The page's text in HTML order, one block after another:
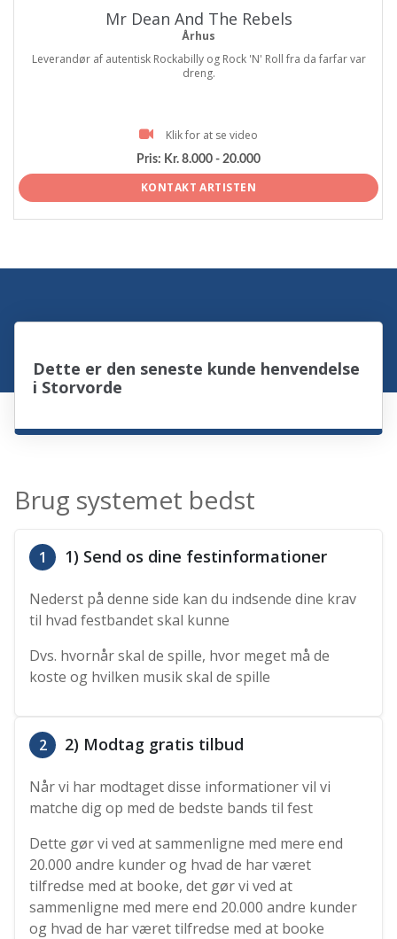
Mr Dean And The Rebels
Århus
Leverandør af autentisk Rockabilly og Rock 'N' Roll fra da farfar var
dreng.
Klik for at se video
Pris: Kr. 8.000 - 20.000
KONTAKT ARTISTEN
Dette er den seneste kunde henvendelse
i Storvorde
Brug systemet bedst
1 1) Send os dine festinformationer
Nederst på denne side kan du indsende dine krav
til hvad festbandet skal kunne
Dvs. hvornår skal de spille, hvor meget må de
koste og hvilken musik skal de spille
2 2) Modtag gratis tilbud
Når vi har modtaget disse informationer vil vi
matche dig op med de bedste bands til fest
Dette gør vi ved at sammenligne med mere end
20.000 andre kunder og hvad de har været
tilfredse med at booke, det gør vi ved at
sammenligne med mere end 20.000 andre kunder
og hvad de har været tilfredse med at booke